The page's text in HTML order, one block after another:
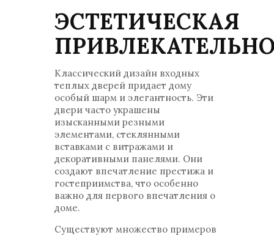
ЭСТЕТИЧЕСКАЯ
Классический дизайн входных
теплых дверей придает дому
особый шарм и элегантность. Эти
двери часто украшены
изысканными резными
элементами, стеклянными
вставками с витражами и
декоративными панелями. Они
создают впечатление престижа и
гостеприимства, что особенно
важно для первого впечатления о
доме.
Существуют множество примеров